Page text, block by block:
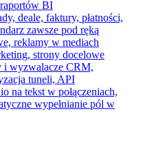
BI
deale, faktury, płatności,
zawsze pod ręką
reklamy w mediach
strony docelowe
i wyzwalacze CRM,
tuneli, API
na tekst w połączeniach,
wypełnianie pól w